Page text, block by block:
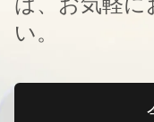
い。